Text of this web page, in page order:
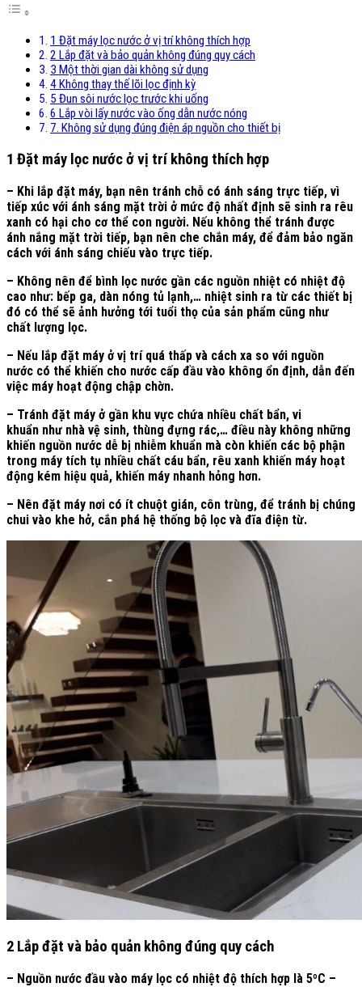
1 Đặt máy lọc nước ở vị trí không thích hợp
2 Lắp đặt và bảo quản không đúng quy cách
3 Một thời gian dài không sử dụng
4 Không thay thế lõi lọc định kỳ
5 Đun sôi nước lọc trước khi uống
6 Lắp vòi lấy nước vào ống dẫn nước nóng
7. Không sử dụng đúng điện áp nguồn cho thiết bị
1 Đặt máy lọc nước ở vị trí không thích hợp
– Khi lắp đặt máy, bạn nên tránh chỗ có ánh sáng trực tiếp, vì
tiếp xúc với ánh sáng mặt trời ở mức độ nhất định sẽ sinh ra rêu
xanh có hại cho cơ thể con người. Nếu không thể tránh được
ánh nắng mặt trời tiếp, bạn nên che chắn máy, để đảm bảo ngăn
cách với ánh sáng chiếu vào trực tiếp.
– Không nên để bình lọc nước gần các nguồn nhiệt có nhiệt độ
cao như: bếp ga, dàn nóng tủ lạnh,… nhiệt sinh ra từ các thiết bị
đó có thể sẽ ảnh hưởng tới tuổi thọ của sản phẩm cũng như
chất lượng lọc.
– Nếu lắp đặt máy ở vị trí quá thấp và cách xa so với nguồn
nước có thể khiến cho nước cấp đầu vào không ổn định, dẫn đến
việc máy hoạt động chập chờn.
– Tránh đặt máy ở gần khu vực chứa nhiều chất bẩn, vi
khuẩn như nhà vệ sinh, thùng đựng rác,… điều này không những
khiến nguồn nước dễ bị nhiễm khuẩn mà còn khiến các bộ phận
trong máy tích tụ nhiều chất cáu bẩn, rêu xanh khiến máy hoạt
động kém hiệu quả, khiến máy nhanh hỏng hơn.
– Nên đặt máy nơi có ít chuột gián, côn trùng, để tránh bị chúng
chui vào khe hở, cắn phá hệ thống bộ lọc và đĩa điện từ.
2 Lắp đặt và bảo quản không đúng quy cách
– Nguồn nước đầu vào máy lọc có nhiệt độ thích hợp là 5ºC –